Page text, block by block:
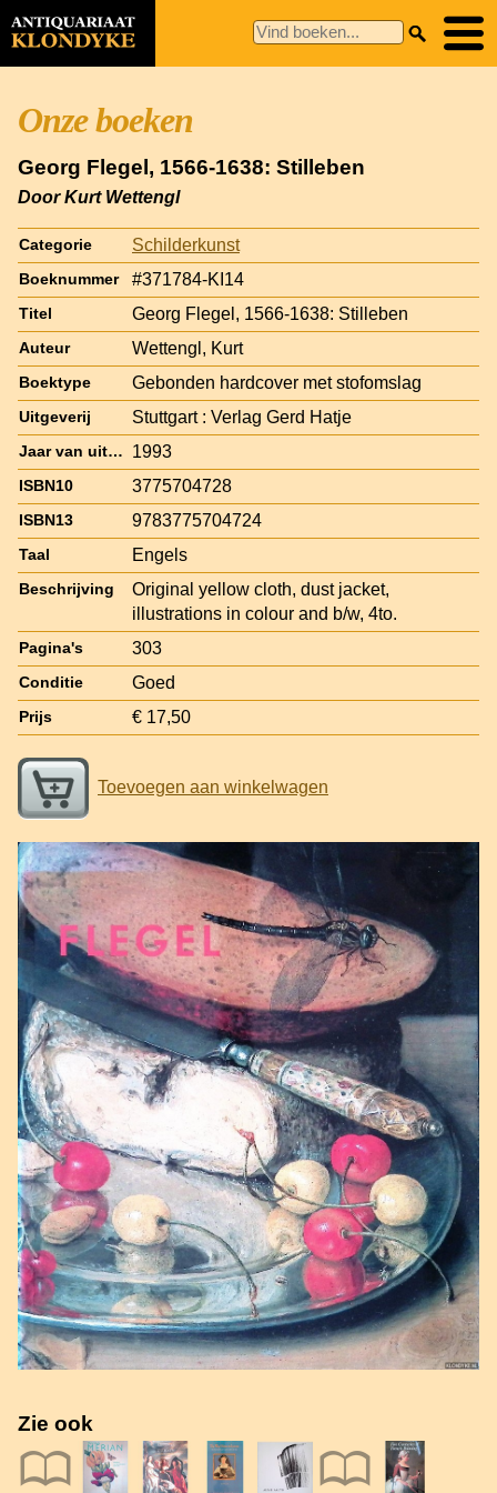
Onze boeken
Georg Flegel, 1566-1638: Stilleben
Door Kurt Wettengl
Categorie Schilderkunst
Boeknummer #371784-KI14
Titel Georg Flegel, 1566-1638: Stilleben
Auteur Wettengl, Kurt
Boektype Gebonden hardcover met stofomslag
Uitgeverij Stuttgart : Verlag Gerd Hatje
Jaar van uitgave 1993
ISBN10 3775704728
ISBN13 9783775704724
Taal Engels
Beschrijving
Original yellow cloth, dust jacket,
illustrations in colour and b/w, 4to.
Pagina's 303
Conditie Goed
Prijs € 17,50
Toevoegen aan winkelwagen
Zie ook